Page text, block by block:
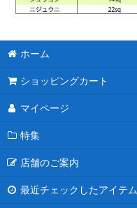
ホーム
ショッピングカート
マイページ
特集
店舗のご案内
最近チェックしたアイテム